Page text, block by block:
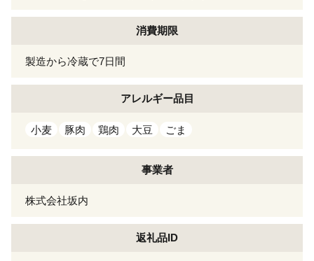
消費期限
製造から冷蔵で7日間
アレルギー品目
小麦 豚肉 鶏肉 大豆 ごま
事業者
株式会社坂内
返礼品ID